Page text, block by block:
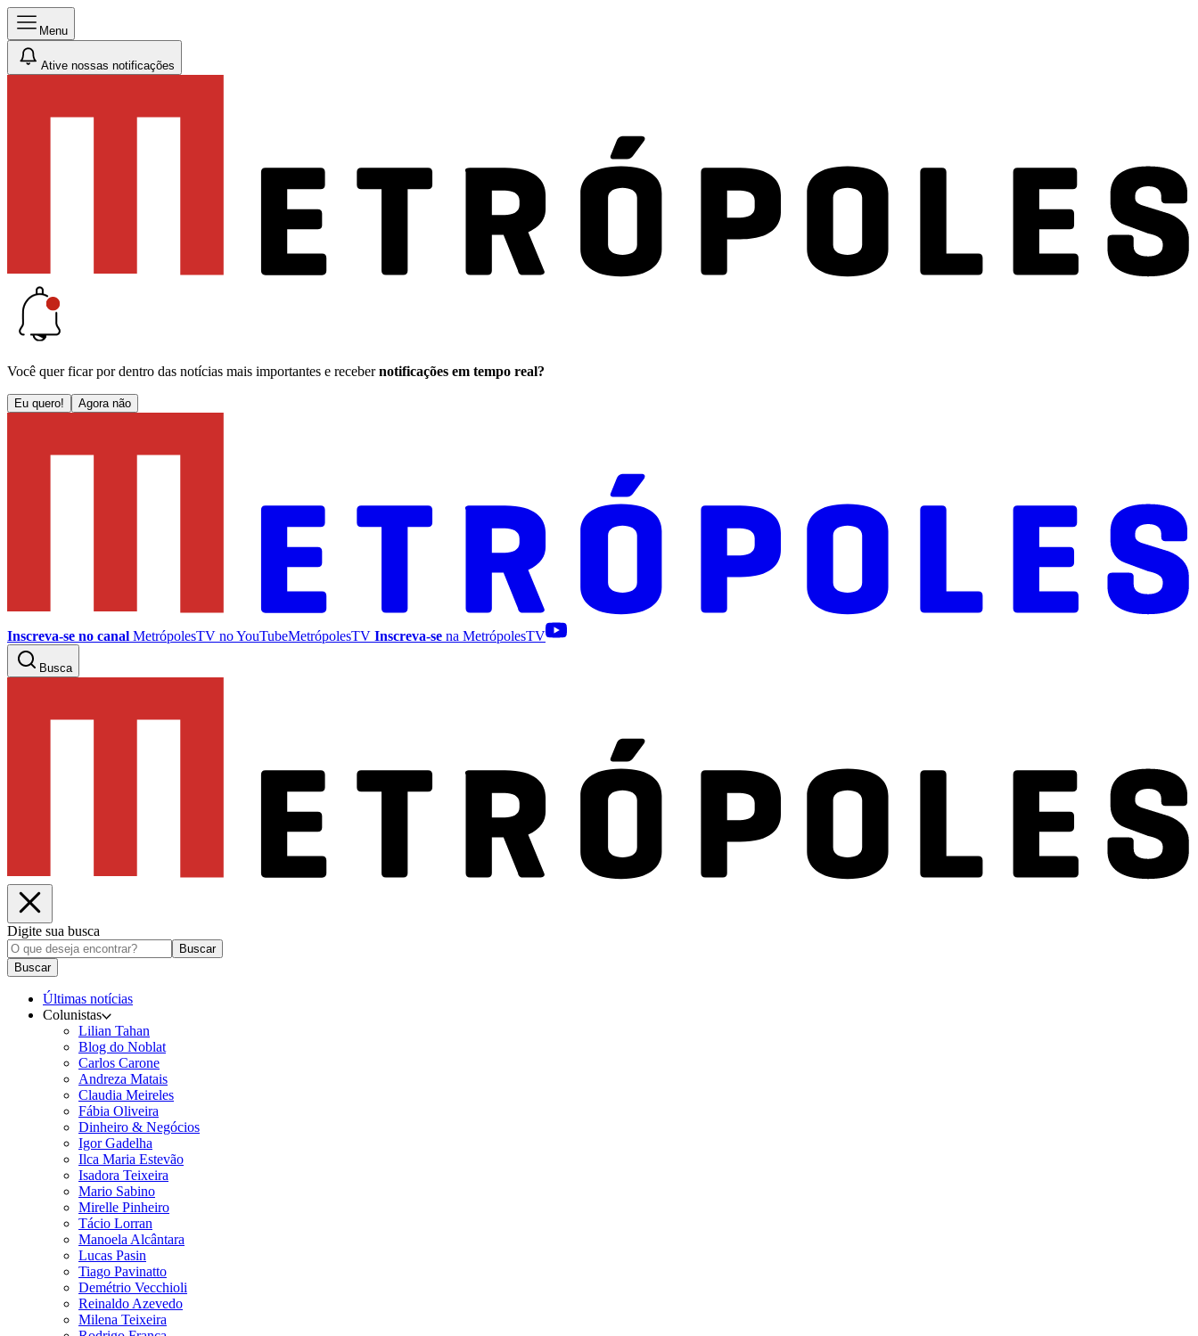
Menu
Ative nossas notificações
Você quer ficar por dentro das notícias mais importantes e receber notificações em tempo real?
Eu quero! Agora não
Inscreva-se no canal MetrópolesTV noYouTubeMetrópolesTV Inscreva-se na MetrópolesTV
Busca
Digite sua busca
Buscar
Buscar
Últimas notícias
Colunistas
Lilian Tahan
Blog do Noblat
Carlos Carone
Andreza Matais
Claudia Meireles
Fábia Oliveira
Dinheiro & Negócios
Igor Gadelha
Ilca Maria Estevão
Isadora Teixeira
Mario Sabino
Mirelle Pinheiro
Tácio Lorran
Manoela Alcântara
Lucas Pasin
Tiago Pavinatto
Demétrio Vecchioli
Reinaldo Azevedo
Milena Teixeira